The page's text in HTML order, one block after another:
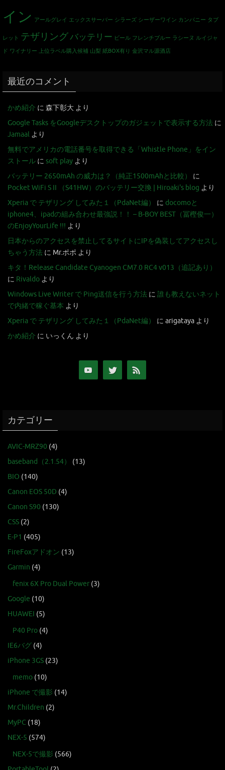
イン アールグレイ エックスサーバー シラーズ シーザーワイン カンパニー タブ
レット テザリングバッテリー ビール フレンチブルー ラシーヌ ルイジャ
ド ワイナリー 上位ラベル購入候補 山梨 紙BOX有り 金沢マル源酒店
最近のコメント
かめ紹介 に 森下彰大 より
Google Tasks をGoogleデスクトップのガジェットで表示する方法 に
Jamaal より
無料でアメリカの電話番号を取得できる「Whistle Phone」をイン
ストール に soft play より
バッテリー 2650mAh の威力は？（純正1500mAhと比較）
に
Pocket WiFi S II （S41HW）のバッテリー交換 | Hiroaki's blog より
Xperia で テザリング してみた１（PdaNet編）
に docomoと
iphone4、ipadの組み合わせ最強説！！ – B-BOY BEST（冨樫俊一）
のEnjoyYourLife !!! より
日本からのアクセスを禁止してるサイトにIPを偽装してアクセスし
ちゃう方法 に Mr.ポポ より
キタ！Release Candidate Cyanogen CM7.0 RC4 v013（追記あり）
に Rivaldo より
Windows Live Writer で Ping送信を行う方法 に 誰も教えないネット
で内緒で稼ぐ基本 より
Xperia で テザリング してみた１（PdaNet編）
に arigataya より
かめ紹介 に いっくん より
カテゴリー
AVIC-MRZ90 (4)
baseband（2.1.54）
(13)
BIO (140)
Canon EOS 50D (4)
Canon S90 (130)
CSS (2)
E-P1 (405)
FireFoxアドオン (13)
Garmin (4)
fenix 6X Pro Dual Power (3)
Google (10)
HUAWEI (5)
P40 Pro (4)
IE6バグ (4)
iPhone 3GS (23)
memo (10)
iPhone で撮影 (14)
Mr.Children (2)
MyPC (18)
NEX-5 (574)
NEX-5で撮影 (566)